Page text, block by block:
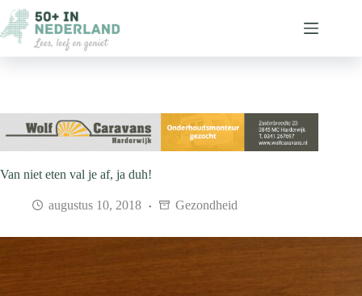
naar
de
inhoud
Van niet eten val je af, ja duh!
augustus 10, 2018 Gezondheid